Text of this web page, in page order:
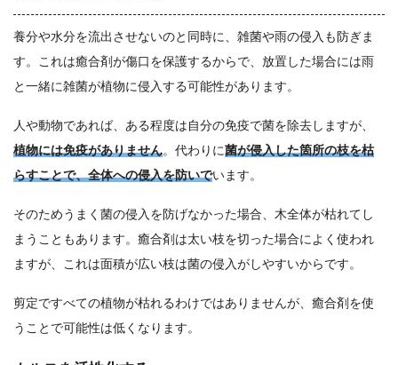
養分や水分を流出させないのと同時に、雑菌や雨の侵入も防ぎま
す。これは癒合剤が傷口を保護するからで、放置した場合には雨
と一緒に雑菌が植物に侵入する可能性があります。
人や動物であれば、ある程度は自分の免疫で菌を除去しますが、
植物には免疫がありません。代わりに菌が侵入した箇所の枝を枯
らすことで、全体への侵入を防いでいます。
そのためうまく菌の侵入を防げなかった場合、木全体が枯れてし
まうこともあります。癒合剤は太い枝を切った場合によく使われ
ますが、これは面積が広い枝は菌の侵入がしやすいからです。
剪定ですべての植物が枯れるわけではありませんが、癒合剤を使
うことで可能性は低くなります。